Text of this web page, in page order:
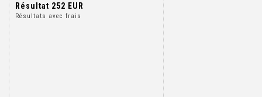
Résultat 252 EUR
Résultats avec frais